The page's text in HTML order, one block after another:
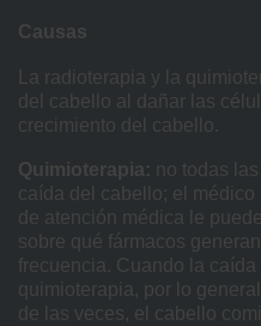
Causas
La radioterapia y la
del cabello al dañar las
crecimiento del cabello.
Quimioterapia: no todas
caída del cabello; el
de atención médica le
sobre qué fármacos
frecuencia. Cuando la
quimioterapia, por lo
de las veces, el cabello